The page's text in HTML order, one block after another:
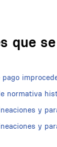
que
pago
normativa
y
y